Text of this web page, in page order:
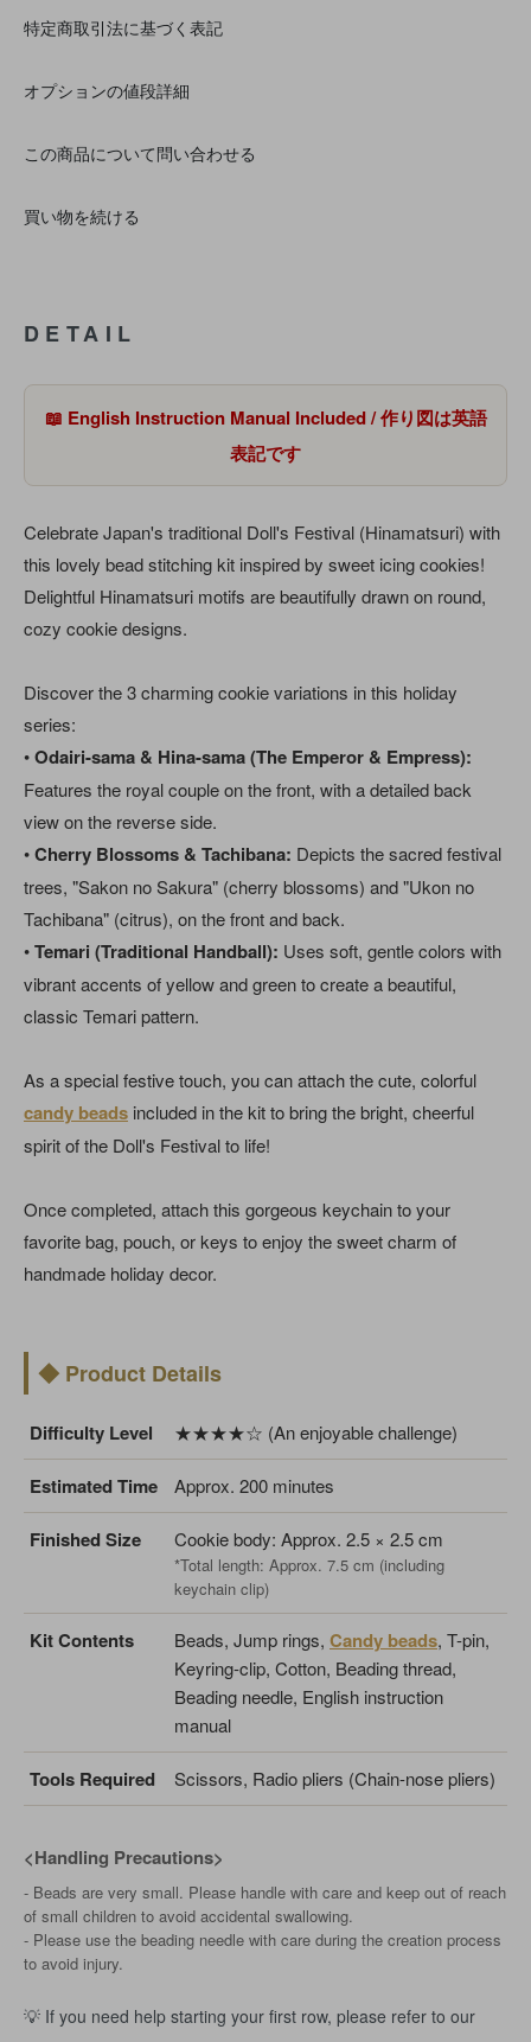
特定商取引法に基づく表記
オプションの値段詳細
この商品について問い合わせる
買い物を続ける
DETAIL
📖 English Instruction Manual Included / 作り図は英語
表記です
Celebrate Japan's traditional Doll's Festival (Hinamatsuri) with
this lovely bead stitching kit inspired by sweet icing cookies!
Delightful Hinamatsuri motifs are beautifully drawn on round,
cozy cookie designs.
Discover the 3 charming cookie variations in this holiday
series:
•Odairi-sama & Hina-sama (The Emperor & Empress):
Features the royal couple on the front, with a detailed back
view on the reverse side.
•Cherry Blossoms & Tachibana: Depicts the sacred festival
trees, "Sakon no Sakura" (cherry blossoms) and "Ukon no
Tachibana" (citrus), on the front and back.
•Temari (Traditional Handball): Uses soft, gentle colors with
vibrant accents of yellow and green to create a beautiful,
classic Temari pattern.
As a special festive touch, you can attach the cute, colorful
candy beads included in the kit to bring the bright, cheerful
spirit of the Doll's Festival to life!
Once completed, attach this gorgeous keychain to your
favorite bag, pouch, or keys to enjoy the sweet charm of
handmade holiday decor.
◆ Product Details
Difficulty Level ★★★★☆ (An enjoyable challenge)
Estimated Time Approx. 200 minutes
Finished Size Cookie body: Approx. 2.5 × 2.5 cm
*Total length: Approx. 7.5 cm (including
keychain clip)
Kit Contents Beads, Jump rings, Candy beads, T-pin,
Keyring-clip, Cotton, Beading thread,
Beading needle, English instruction
manual
Tools Required Scissors, Radio pliers (Chain-nose pliers)
<Handling Precautions>
- Beads are very small. Please handle with care and keep out of reach
of small children to avoid accidental swallowing.
- Please use the beading needle with care during the creation process
to avoid injury.
💡 If you need help starting your first row, please refer to our